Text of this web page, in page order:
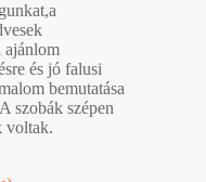
és jó falusi
bemutatása
szobák szépen
voltak.